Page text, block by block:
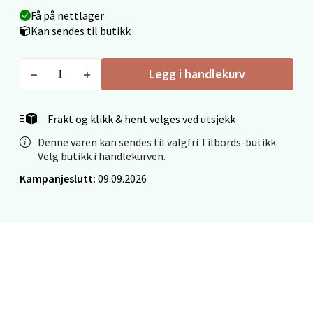
Få på nettlager
Kan sendes til butikk
Legg i handlekurv
Frakt og klikk & hent velges ved utsjekk
Denne varen kan sendes til valgfri Tilbords-butikk.
Velg butikk i handlekurven.
Kampanjeslutt: 09.09.2026
Mo i Rana - Thon Senter Mo i Rana
Fridtjof Nansensgate 22, 8622 Mo i Rana
0 i butikk